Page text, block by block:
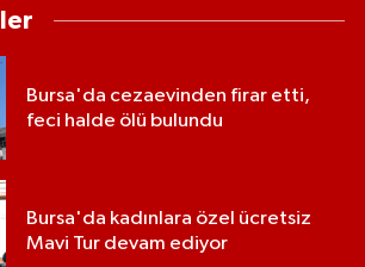
Bursa'da cezaevinden firar etti,
feci halde ölü bulundu
Bursa'da kadınlara özel ücretsiz
Mavi Tur devam ediyor